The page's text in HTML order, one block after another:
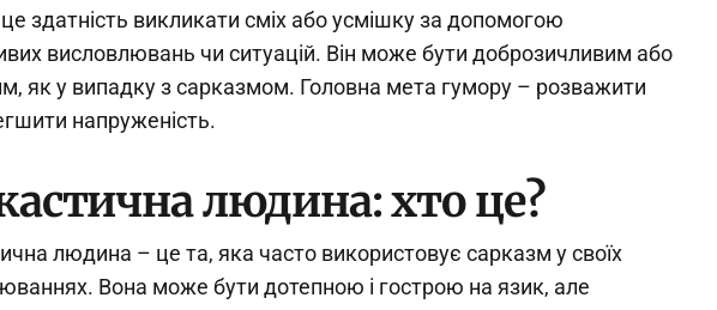
здатність викликати сміх або усмішку за допомогою
висловлювань чи ситуацій. Він може бути доброзичливим або
як у випадку з сарказмом. Головна мета гумору – розважити
напруженість.
людина: хто це?
людина – це та, яка часто використовує сарказм у своїх
Вона може бути дотепною і гострою на язик, але